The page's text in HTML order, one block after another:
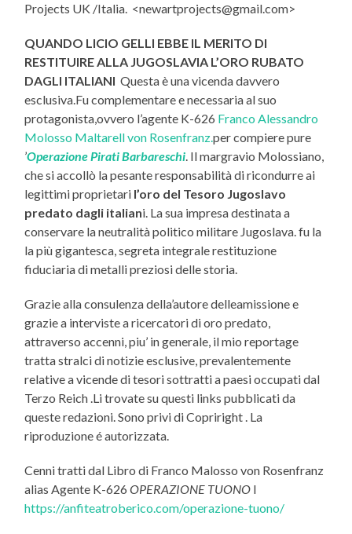
Projects UK /Italia. <newartprojects@gmail.com>
QUANDO LICIO GELLI EBBE IL MERITO DI
RESTITUIRE ALLA JUGOSLAVIA L’ORO RUBATO
DAGLI ITALIANIQuesta è una vicenda davvero
esclusiva.Fu complementare e necessaria al suo
protagonista,ovvero l’agente K-626 Franco Alessandro
Molosso Maltarell von Rosenfranz.per compiere pure
’Operazione Pirati Barbareschi. Il margravio Molossiano,
che si accollò la pesante responsabilità di ricondurre ai
legittimi proprietari l’oro del Tesoro Jugoslavo
predato dagli italiani. La sua impresa destinata a
conservare la neutralità politico militare Jugoslava. fu la
la più gigantesca, segreta integrale restituzione
fiduciaria di metalli preziosi delle storia.
Grazie alla consulenza della’autore delleamissione e
grazie a interviste a ricercatori di oro predato,
attraverso accenni, piu’ in generale, il mio reportage
tratta stralci di notizie esclusive, prevalentemente
relative a vicende di tesori sottratti a paesi occupati dal
Terzo Reich .Li trovate su questi links pubblicati da
queste redazioni. Sono privi di Copriright . La
riproduzione é autorizzata.
Cenni tratti dal Libro di Franco Malosso von Rosenfranz
alias Agente K-626OPERAZIONE TUONO l
https://anfiteatroberico.com/operazione-tuono/